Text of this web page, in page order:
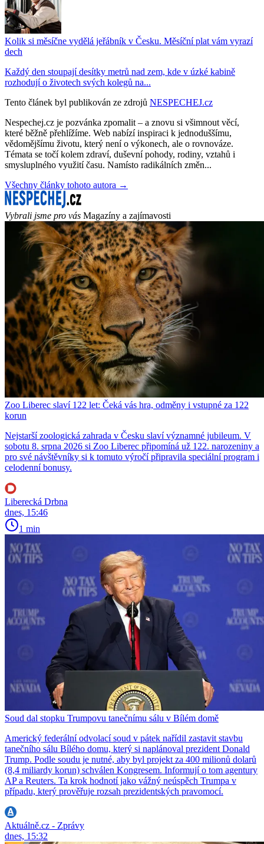
Kolik si měsíčne vydělá jeřábník v Česku. Měsíční plat vám vyrazí
dech
Každý den stoupají desítky metrů nad zem, kde v úzké kabině
rozhodují o životech svých kolegů na...
Tento článek byl publikován ze zdrojů NESPECHEJ.cz
Nespechej.cz je pozvánka zpomalit – a znovu si všimnout věcí,
které běžně přehlížíme. Web nabízí inspiraci k jednoduššímu,
vědomějšímu životu, který není o výkonech, ale o rovnováze.
Témata se točí kolem zdraví, duševní pohody, rodiny, vztahů i
smysluplného využití času. Namísto radikálních změn...
Všechny články tohoto autora →
Vybrali jsme pro vás Magazíny a zajímavosti
Zoo Liberec slaví 122 let: Čeká vás hra, odměny i vstupné za 122
korun
Nejstarší zoologická zahrada v Česku slaví významné jubileum. V
sobotu 8. srpna 2026 si Zoo Liberec připomíná už 122. narozeniny a
pro své návštěvníky si k tomuto výročí připravila speciální program i
celodenní bonusy.
Liberecká Drbna
dnes, 15:46
1 min
Soud dal stopku Trumpovu tanečnímu sálu v Bílém domě
Americký federální odvolací soud v pátek nařídil zastavit stavbu
tanečního sálu Bílého domu, který si naplánoval prezident Donald
Trump. Podle soudu je nutné, aby byl projekt za 400 milionů dolarů
(8,4 miliardy korun) schválen Kongresem. Informují o tom agentury
AP a Reuters. Ta krok hodnotí jako vážný neúspěch Trumpa v
případu, který prověřuje rozsah prezidentských pravomocí.
Aktuálně.cz - Zprávy
dnes, 15:32